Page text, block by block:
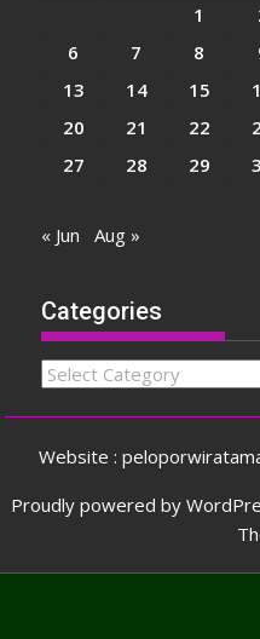
1
6
7 8
13
14 15
20
21 22
27
28 29
« Jun Aug »
Categories
Categories
Website :
Proudly powered by